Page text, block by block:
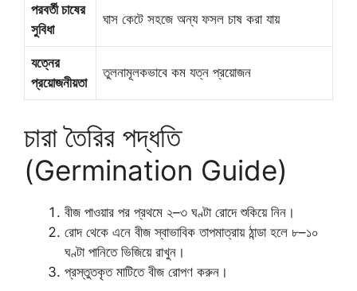
পরবর্তী চাষের
সুবিধা
ঘাস কেটে সহজে অন্য ফসল চাষ করা যায়
যত্নের
প্রয়োজনীয়তা
তুলনামূলকভাবে কম যত্ন প্রয়োজন
চারা তৈরির পদ্ধতি
(Germination Guide)
বীজ পাওয়ার পর প্রথমে ২–৩ ঘণ্টা রোদে শুকিয়ে নিন।
রোদ থেকে এনে বীজ স্বাভাবিক তাপমাত্রায় ঠান্ডা হলে ৮–১০
ঘণ্টা পানিতে ভিজিয়ে রাখুন।
প্রস্তুতকৃত মাটিতে বীজ রোপণ করুন।